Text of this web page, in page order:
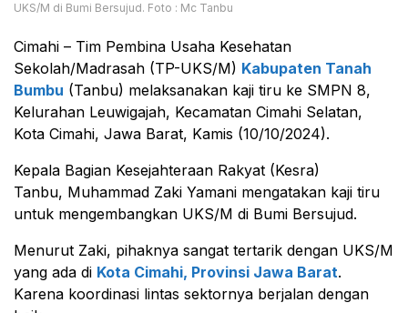
UKS/M di Bumi Bersujud. Foto : Mc Tanbu
Cimahi – Tim Pembina Usaha Kesehatan
Sekolah/Madrasah (TP-UKS/M) Kabupaten Tanah
Bumbu (Tanbu) melaksanakan kaji tiru ke SMPN 8,
Kelurahan Leuwigajah, Kecamatan Cimahi Selatan,
Kota Cimahi, Jawa Barat, Kamis (10/10/2024).
Kepala Bagian Kesejahteraan Rakyat (Kesra)
Tanbu, Muhammad Zaki Yamani mengatakan kaji tiru
untuk mengembangkan UKS/M di Bumi Bersujud.
Menurut Zaki, pihaknya sangat tertarik dengan UKS/M
yang ada di Kota Cimahi, Provinsi Jawa Barat.
Karena koordinasi lintas sektornya berjalan dengan